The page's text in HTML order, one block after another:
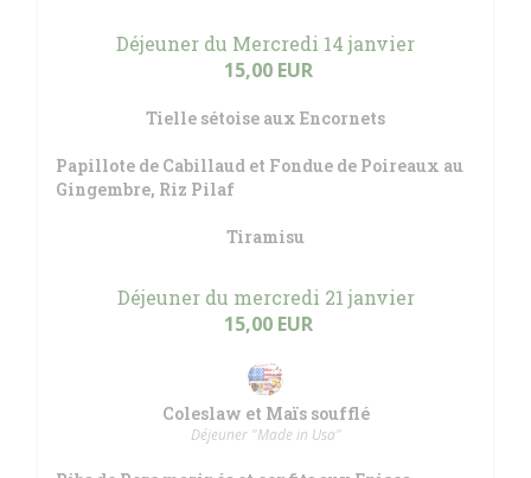
Déjeuner du Mercredi 14 janvier
15,00 EUR
Tielle sétoise aux Encornets
Papillote de Cabillaud et Fondue de Poireaux au
Gingembre, Riz Pilaf
Tiramisu
Déjeuner du mercredi 21 janvier
15,00 EUR
Coleslaw et Maïs soufflé
Déjeuner "Made in Usa"